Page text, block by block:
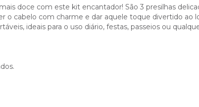
doce com este kit encantador! São 3 presilhas
o cabelo com charme e dar aquele toque divertido ao
ideais para o uso diário, festas, passeios ou